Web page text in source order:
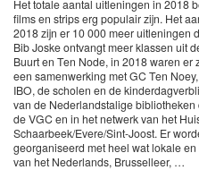
Het totale aantal uitleningen in 2018
films en strips erg populair zijn. Het
2018 zijn er 10 000 meer uitleningen
Bib Joske ontvangt meer klassen uit
Buurt en Ten Node, in 2018 waren
een samenwerking met GC Ten
IBO, de scholen en de
van de Nederlandstalige
de VGC en in het netwerk van het
Schaarbeek/Evere/Sint-Joost. Er
georganiseerd met heel wat lokale
van het Nederlands, Brusselleer, …